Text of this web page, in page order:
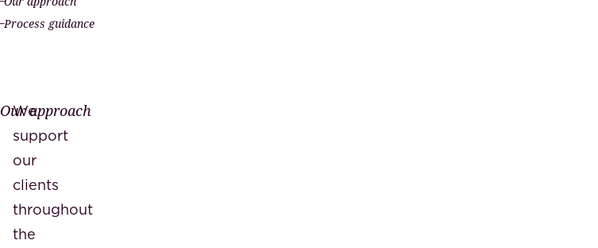
Process guidance
Our approach
We
support
our
clients
throughout
the